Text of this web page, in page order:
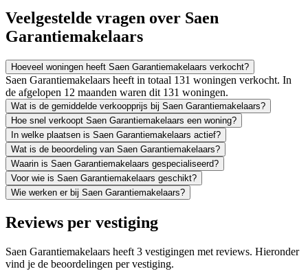
Veelgestelde vragen over Saen
Garantiemakelaars
Hoeveel woningen heeft Saen Garantiemakelaars verkocht?
Saen Garantiemakelaars heeft in totaal 131 woningen verkocht. In
de afgelopen 12 maanden waren dit 131 woningen.
Wat is de gemiddelde verkoopprijs bij Saen Garantiemakelaars?
Hoe snel verkoopt Saen Garantiemakelaars een woning?
In welke plaatsen is Saen Garantiemakelaars actief?
Wat is de beoordeling van Saen Garantiemakelaars?
Waarin is Saen Garantiemakelaars gespecialiseerd?
Voor wie is Saen Garantiemakelaars geschikt?
Wie werken er bij Saen Garantiemakelaars?
Reviews per vestiging
Saen Garantiemakelaars heeft 3 vestigingen met reviews. Hieronder
vind je de beoordelingen per vestiging.